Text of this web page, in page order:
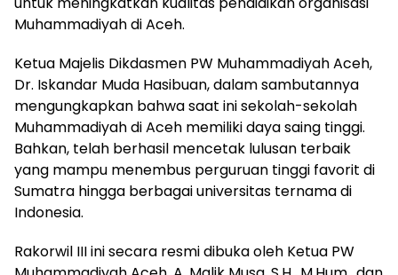
Muhammadiyah di Aceh.
Ketua Majelis Dikdasmen PW Muhammadiyah Aceh,
Dr. Iskandar Muda Hasibuan, dalam sambutannya
mengungkapkan bahwa saat ini sekolah-sekolah
Muhammadiyah di Aceh memiliki daya saing tinggi.
Bahkan, telah berhasil mencetak lulusan terbaik
yang mampu menembus perguruan tinggi favorit di
Sumatra hingga berbagai universitas ternama di
Indonesia.
Rakorwil III ini secara resmi dibuka oleh Ketua PW